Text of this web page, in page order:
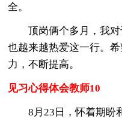
全。
顶岗俩个多月，我对
也越来越热爱这一行。
力，不断提高。
见习心得体会教师10
8月23日，怀着期盼